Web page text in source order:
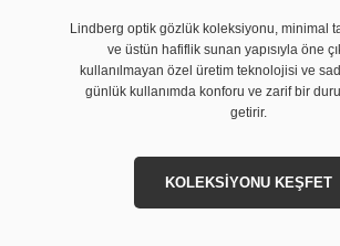
Lindberg optik gözlük koleksiyonu, minimal
ve üstün hafiflik sunan yapısıyla öne
kullanılmayan özel üretim teknolojisi ve
günlük kullanımda konforu ve zarif bir
getirir.
KOLEKSİYONU KEŞFET